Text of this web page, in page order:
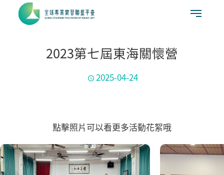
2023第七屆東海關懷營
2025-04-24
點擊照片可以看更多活動花絮哦